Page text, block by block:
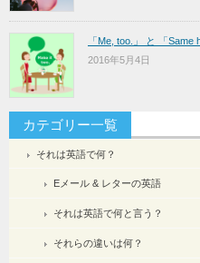
「Me, too.」 と 「
2016年5月4日
カテゴリー一覧
それは英語で何？
Eメール & レターの英語
それは英語で何と言う？
それらの違いは何？